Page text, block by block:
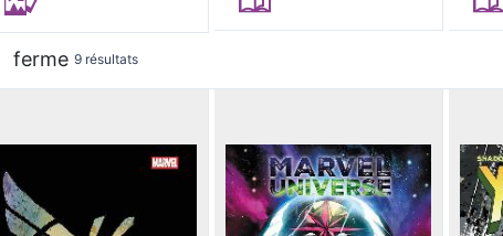
ferme 9 résultats